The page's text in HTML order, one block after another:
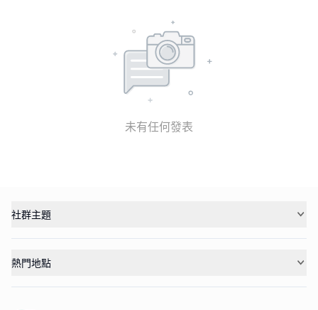
未有任何發表
社群主題
熱門地點